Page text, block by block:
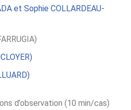
et Sophie COLLARDEAU-
d’observation (10 min/cas)